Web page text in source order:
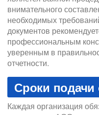
внимательного
необходимых
документов
профессиональным
уверенным в
отчетности.
Сроки
Каждая организация